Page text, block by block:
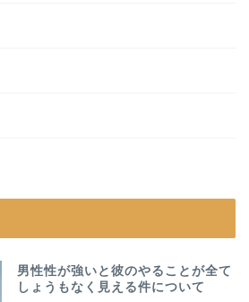
男性性が強いと彼のやることが全て
しょうもなく見える件について